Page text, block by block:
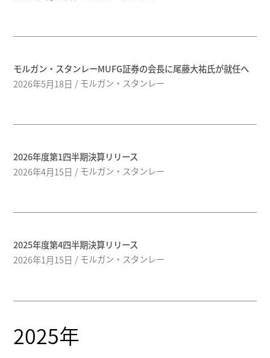
モルガン・スタンレーMUFG証券の会長に尾藤大祐氏が就任へ
2026年5月18日
モルガン・スタンレー
2026年度第1四半期決算リリース
2026年4月15日
モルガン・スタンレー
2025年度第4四半期決算リリース
2026年1月15日
モルガン・スタンレー
2025年